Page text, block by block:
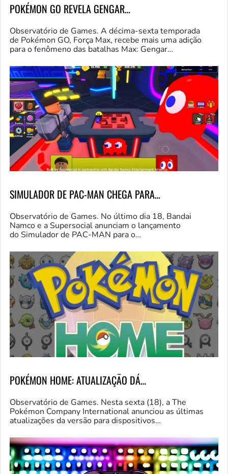
POKÉMON GO REVELA GENGAR…
Observatório de Games. A décima-sexta temporada
de Pokémon GO, Força Max, recebe mais uma adição
para o fenômeno das batalhas Max: Gengar…
SIMULADOR DE PAC-MAN CHEGA PARA…
Observatório de Games. No último dia 18, Bandai
Namco e a Supersocial anunciam o lançamento
do Simulador de PAC-MAN para o…
POKÉMON HOME: ATUALIZAÇÃO DÁ…
Observatório de Games. Nesta sexta (18), a The
Pokémon Company International anunciou as últimas
atualizações da versão para dispositivos…